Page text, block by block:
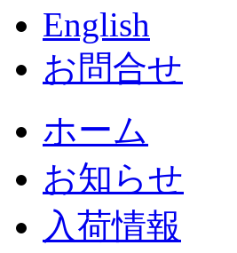
English
お問合せ
ホーム
お知らせ
入荷情報